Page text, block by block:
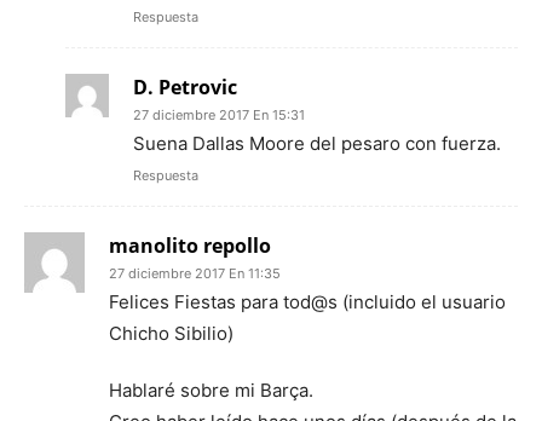
Respuesta
D. Petrovic
27 diciembre 2017 En 15:31
Suena Dallas Moore del pesaro con fuerza.
Respuesta
manolito repollo
27 diciembre 2017 En 11:35
Felices Fiestas para tod@s (incluido el usuario
Chicho Sibilio)
Hablaré sobre mi Barça.